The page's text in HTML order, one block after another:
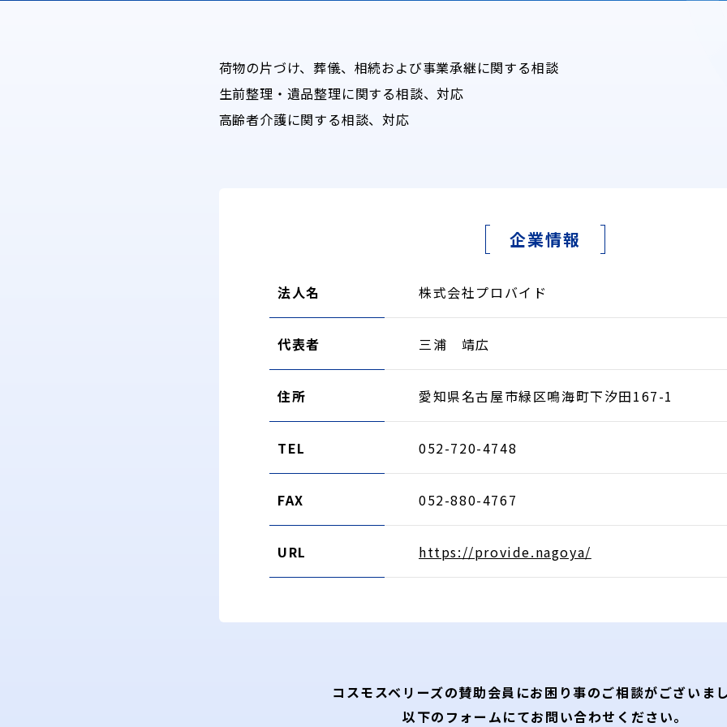
荷物の片づけ、葬儀、相続および事業承継に関する相談
生前整理・遺品整理に関する相談、対応
高齢者介護に関する相談、対応
企業情報
法人名 株式会社プロバイド
代表者 三浦 靖広
住所 愛知県名古屋市緑区鳴海町下汐田167-1
TEL 052-720-4748
FAX 052-880-4767
URL https://provide.nagoya/
コスモスベリーズの賛助会員にお困り事のご相談がございま
以下のフォームにてお問い合わせください。